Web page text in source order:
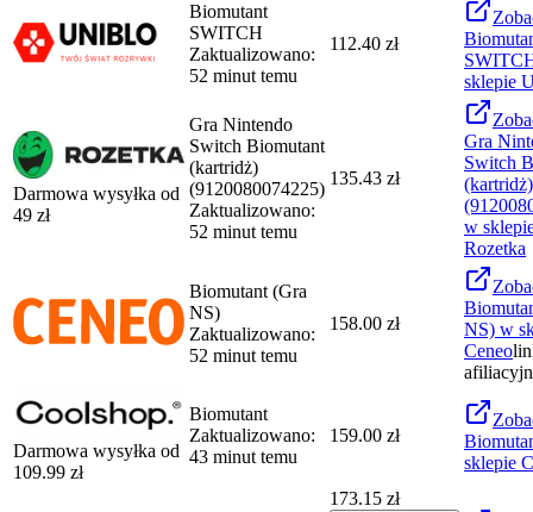
Biomutant
SWITCH
Zaktualizowano:
52 minut temu
112.40 zł
sklepie
Darmowa wysyłka od
49 zł
Gra Nintendo
Switch Biomutant
(kartridż)
(9120080074225)
Zaktualizowano:
52 minut temu
135.43 zł
Gra
Switch
(kartridż)
w
Rozetka
Biomutant (Gra
NS)
Zaktualizowano:
52 minut temu
158.00 zł
NS) w
Ceneo
Darmowa wysyłka od
109.99 zł
Biomutant
Zaktualizowano:
43 minut temu
159.00 zł
sklepie
173.15 zł